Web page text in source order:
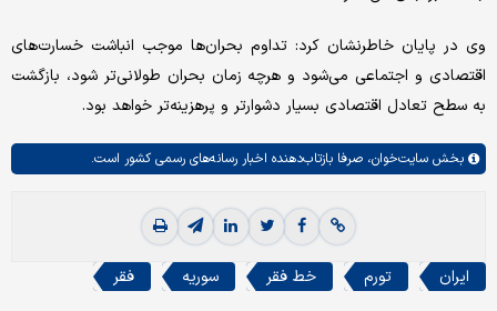
وی در پایان خاطرنشان کرد: تداوم بحران‌ها موجب انباشت خسارت‌های
اقتصادی و اجتماعی می‌شود و هرچه زمان بحران طولانی‌تر شود، بازگشت
به سطح تعادل اقتصادی بسیار دشوارتر و پرهزینه‌تر خواهد بود.
بخش سایت‌خوان، صرفا بازتاب‌دهنده اخبار رسانه‌های رسمی کشور است.
ایران تورم خط فقر سوریه فقر